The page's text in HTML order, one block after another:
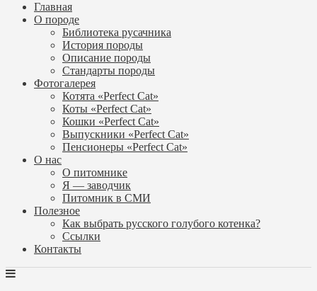
Главная
О породе
Библиотека русачника
История породы
Описание породы
Стандарты породы
Фотогалерея
Котята «Perfect Cat»
Коты «Perfect Cat»
Кошки «Perfect Cat»
Выпускники «Perfect Cat»
Пенсионеры «Perfect Cat»
О нас
О питомнике
Я — заводчик
Питомник в СМИ
Полезное
Как выбрать русского голубого котенка?
Ссылки
Контакты